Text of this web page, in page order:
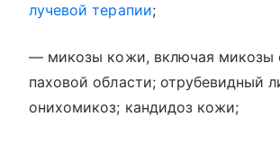
лучевой терапии;
— микозы кожи, включая микозы
паховой области; отрубевидный
онихомикоз; кандидоз кожи;